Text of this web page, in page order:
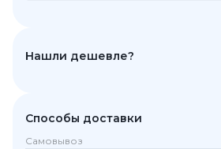
Нашли дешевле?
Способы доставки
Самовывоз